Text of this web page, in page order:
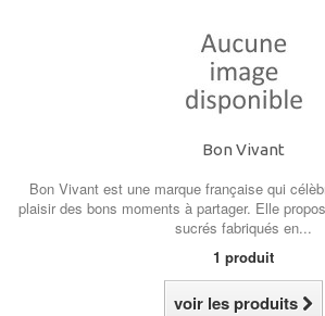
Bon Vivant
Bon Vivant est une marque française qui
plaisir des bons moments à partager. Elle
sucrés fabriqués en...
1 produit
voir les produits